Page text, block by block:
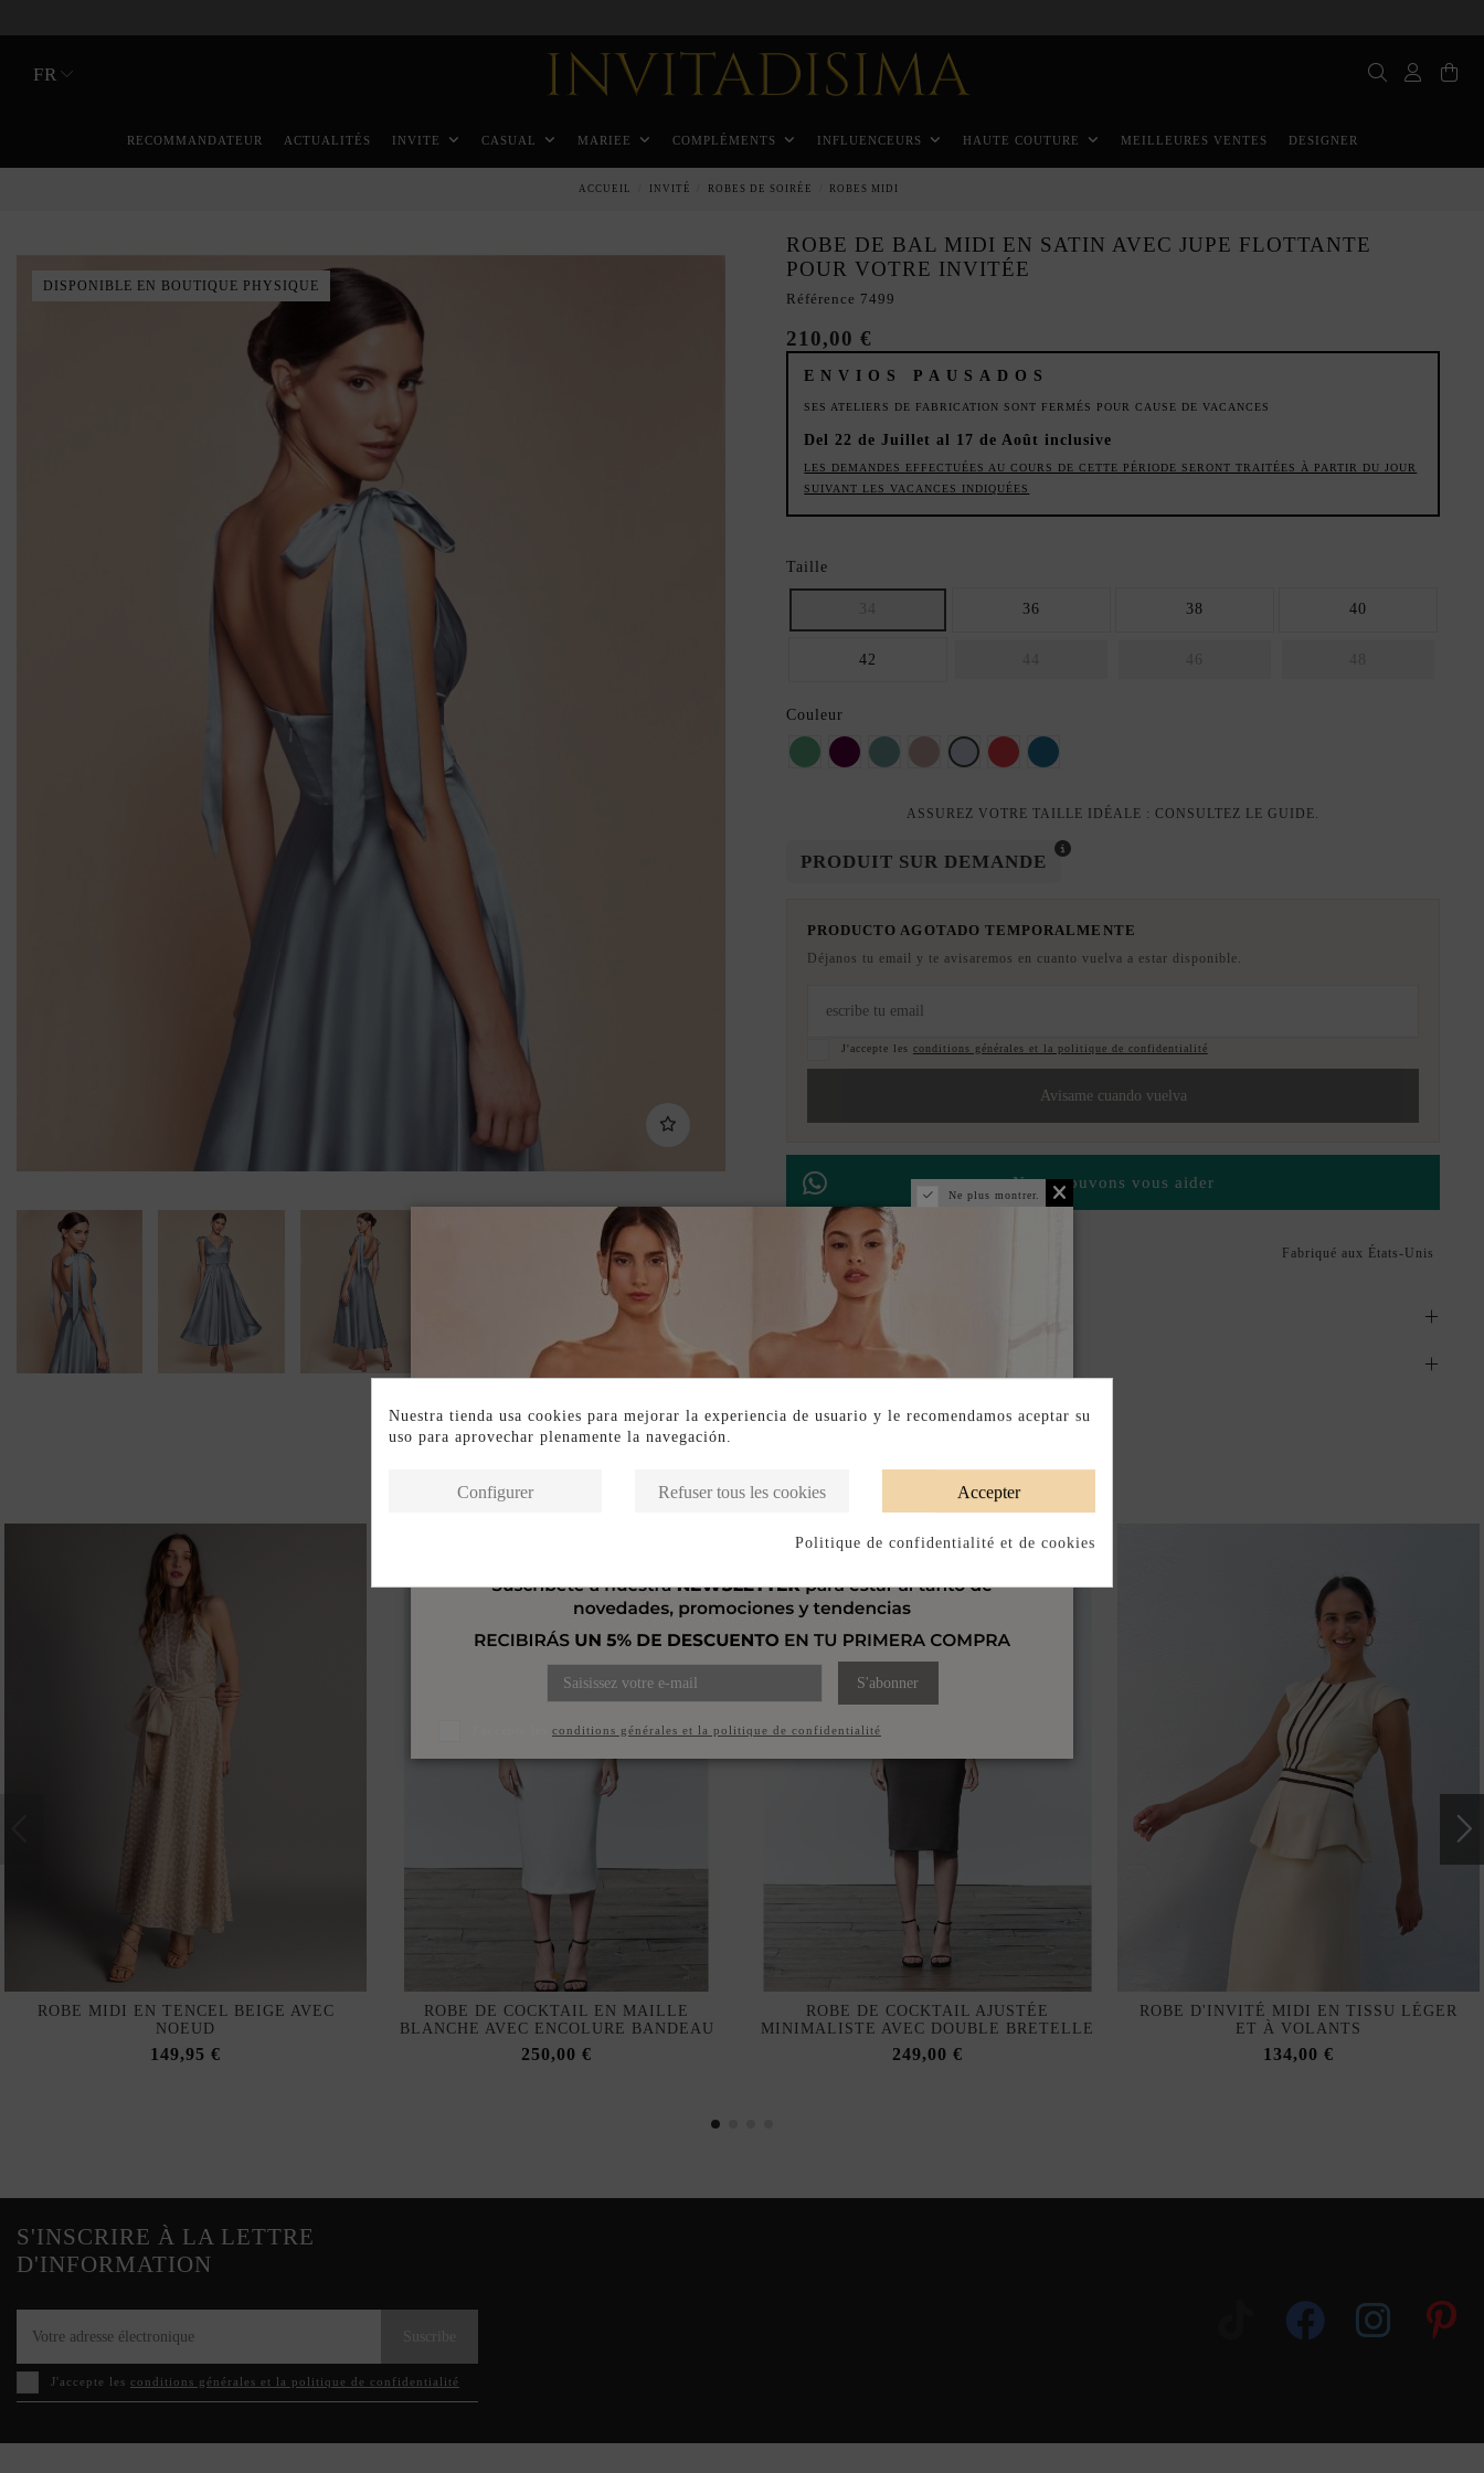
FR
RECOMMANDATEUR ACTUALITÉS INVITE CASUAL MARIEE COMPLÉMENTS INFLUENCEURS HAUTE COUTURE MEILLEURES VENTES DESIGNER
ACCUEIL INVITÉ ROBES DE SOIRÉE ROBES MIDI
DISPONIBLE EN BOUTIQUE PHYSIQUE
ROBE DE BAL MIDI EN SATIN AVEC JUPE FLOTTANTE
POUR VOTRE INVITÉE
Référence 7499
210,00 €
ENVIOS PAUSADOS
SES ATELIERS DE FABRICATION SONT FERMÉS POUR CAUSE DE VACANCES
Del 22 de Juillet al 17 de Août inclusive
LES DEMANDES EFFECTUÉES AU COURS DE CETTE PÉRIODE SERONT TRAITÉES À PARTIR DU JOUR
SUIVANT LES VACANCES INDIQUÉES
Taille
36 38 40
42
Couleur
VERT AubergineVert émeraude
Rose pâleBleu cielvalentino rouge
Huile
ASSUREZ VOTRE TAILLE IDÉALE : CONSULTEZ LE GUIDE.
PRODUIT SUR DEMANDE
PRODUCTO AGOTADO TEMPORALMENTE
Déjanos tu email y te avisaremos en cuanto vuelva a estar disponible.
J'accepte les conditions générales et la politique de confidentialité
Avisame cuando vuelva
Nous pouvons vous aider
Paiement échelonné Fabriqué aux États-Unis
DESCRIPTION SHORT
Produits de la même catégorie
ROBE MIDI EN TENCEL BEIGE AVEC
NOEUD
149,95 €
ROBE DE COCKTAIL EN MAILLE
BLANCHE AVEC ENCOLURE BANDEAU
250,00 €
ROBE DE COCKTAIL AJUSTÉE
MINIMALISTE AVEC DOUBLE BRETELLE
249,00 €
ROBE D'INVITÉ MIDI EN TISSU LÉGER
ET À VOLANTS
134,00 €
S'INSCRIRE À LA LETTRE
D'INFORMATION
J'accepte les conditions générales et la politique de confidentialité
Ne plus montrer.
S'abonner
conditions générales et la politique de confidentialité
Nuestra tienda usa cookies para mejorar la experiencia de usuario y le recomendamos aceptar su
uso para aprovechar plenamente la navegación.
Accepter
Refuser tous les cookies
Configurer
Politique de confidentialité et de cookies